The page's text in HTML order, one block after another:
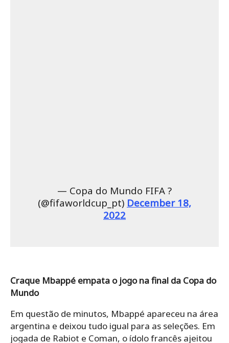
— Copa do Mundo FIFA ?
(@fifaworldcup_pt) December 18,
2022
Craque Mbappé empata o jogo na final da Copa do
Mundo
Em questão de minutos, Mbappé apareceu na área
argentina e deixou tudo igual para as seleções. Em
jogada de Rabiot e Coman, o ídolo francês ajeitou